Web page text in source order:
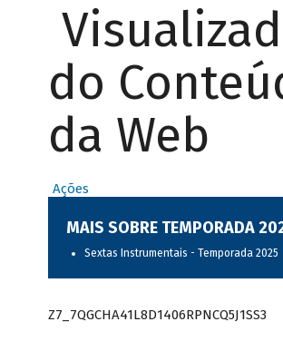
do
da Web
Ações
MAIS SOBRE TEMPORADA
Sextas Instrumentais - Temporada 2025
Z7_7QGCHA41L8D1406RPNCQ5J1SS3